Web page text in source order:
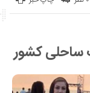
ساحلی کشور